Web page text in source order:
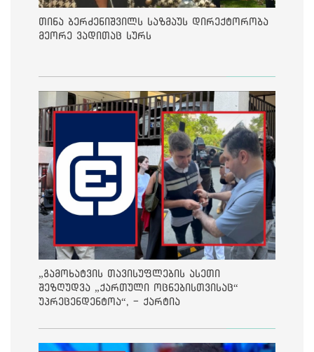
თინა ბერძენიშვილს საზმაუს დირექტორობა
მეორე ვადითაც სურს
„გამოხატვის თავისუფლების ასეთი
შეზღუდვა „ქართული ოცნებისთვისაც“
უპრეცენდენტოა“, - ქარტია